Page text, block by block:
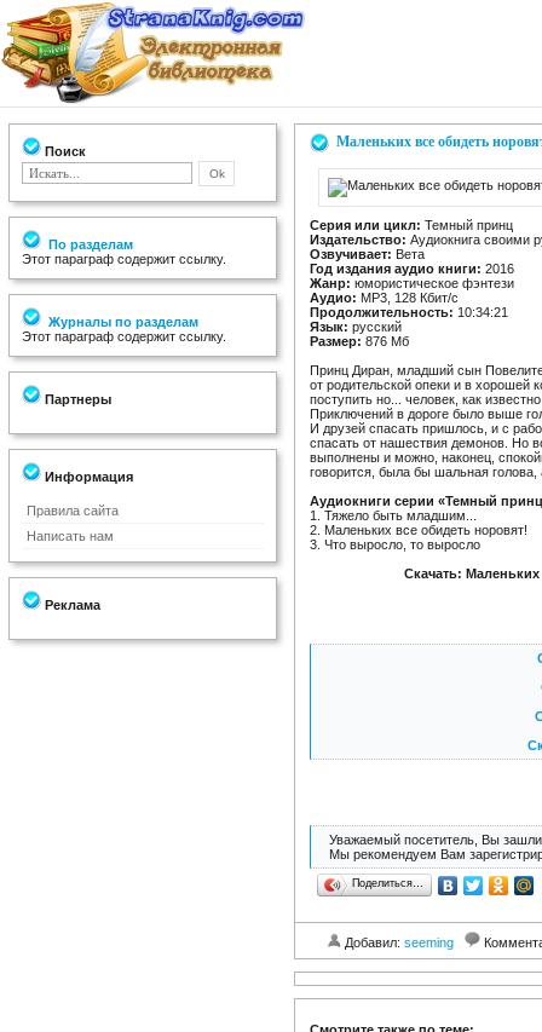
Поиск
По разделам
Этот параграф содержит ссылку.
Журналы по разделам
Этот параграф содержит ссылку.
Партнеры
Информация
Правила сайта
Написать нам
Реклама
Маленьких все обидеть
Серия или цикл: Темный принц
Издательство: Аудиокнига своими
Озвучивает: Вета
Год издания аудио книги: 2016
Жанр: юмористическое фэнтези
Аудио: MP3, 128 Кбит/с
Продолжительность: 10:34:21
Язык: русский
Размер: 876 Мб
Принц Диран, младший сын
от родительской опеки и в хорошей
поступить но... человек, как
Приключений в дороге было выше
И друзей спасать пришлось, и с
спасать от нашествия демонов. Но
выполнены и можно, наконец,
говорится, была бы шальная
Аудиокниги серии «Темный
1. Тяжело быть младшим...
2. Маленьких все обидеть норовят!
3. Что выросло, то выросло
Скачать:
Уважаемый посетитель, Вы зашли
Мы рекомендуем Вам
Поделиться…
Добавил: seeming